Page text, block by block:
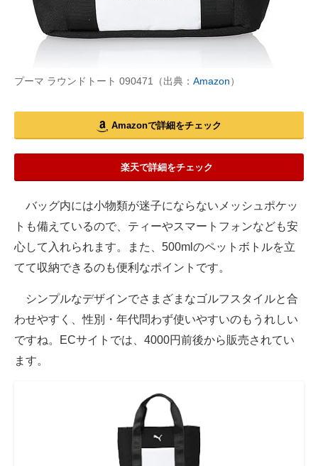
プーマ ラウンドトート 090471（出典： Amazon）
Amazonで詳細をチェック
楽天で詳細をチェック
バッグ内には小物類が迷子にならないメッシュポケッ
トも備えているので、ティーやスマートフォンなども安
心して入れられます。また、500mlのペットボトルを立
てて収納できるのも便利なポイントです。
シンプルなデザインでさまざまなゴルフスタイルと合
わせやすく、性別・年代問わず使いやすいのもうれしい
ですね。ECサイトでは、4000円前後から販売されてい
ます。